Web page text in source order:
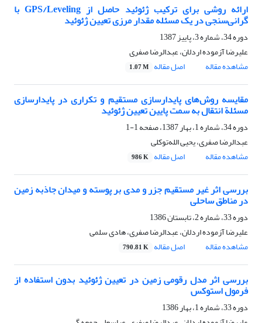
ارائه روشی برای ترکیب ژئوئید حاصل از GPS/Leveling با
گرانی‌سنجی در یک مسئله مقدار مرزی تعیین ژئوئید
دوره 34، شماره 3، پاییز 1387
علیرضا آزموده اردلان، عبدالرضا صفری
مشاهده مقاله
اصل مقاله 1.07 M
مقایسه روش‌های پایدارسازی مستقیم و تکراری در پایدارسازی
مسئلة انتقال به سمت پایین تعیین ژئوئید
دوره 34، شماره 1، بهار 1387، صفحه
1-1
عبدالرضا صفری، یحیی الله‌توکلی
مشاهده مقاله
اصل مقاله 986 K
بررسی اثر غیر مستقیم جزر و مدی بر پوسته و میدان جاذبه زمین
در مناطق ساحلی
دوره 33، شماره 2، تابستان 1386
علیرضا آزموده اردلان، عبدالرضا صفری، هادی سلمی
مشاهده مقاله
اصل مقاله 790.81 K
بررسی اثر مدل رقومی زمین در تعیین ژئوئید بدون استفاده از
فرمول استوکس
دوره 33، شماره 1، بهار 1386